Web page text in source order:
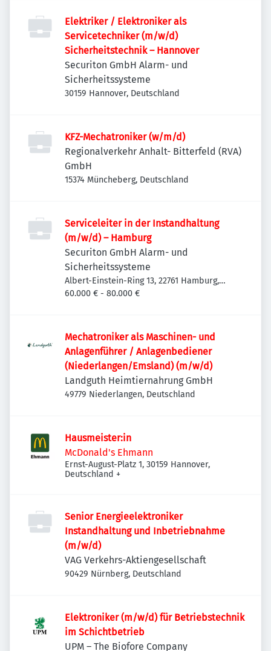
Elektriker / Elektroniker als
Servicetechniker (m/w/d)
Sicherheitstechnik – Hannover
Securiton GmbH Alarm- und
Sicherheitssysteme
30159 Hannover, Deutschland
KFZ-Mechatroniker (w/m/d)
Regionalverkehr Anhalt- Bitterfeld (RVA)
GmbH
15374 Müncheberg, Deutschland
Serviceleiter in der Instandhaltung
(m/w/d) – Hamburg
Securiton GmbH Alarm- und
Sicherheitssysteme
Albert-Einstein-Ring 13, 22761 Hamburg,
Deutschland
60.000 € - 80.000 €
Mechatroniker als Maschinen- und
Anlagenführer / Anlagenbediener
(Niederlangen/Emsland) (m/w/d)
Landguth Heimtiernahrung GmbH
49779 Niederlangen, Deutschland
Hausmeister:in
McDonald's Ehmann
Ernst-August-Platz 1, 30159 Hannover,
Deutschland +
Senior Energieelektroniker
Instandhaltung und Inbetriebnahme
(m/w/d)
VAG Verkehrs-Aktiengesellschaft
90429 Nürnberg, Deutschland
Elektroniker (m/w/d) für Betriebstechnik
im Schichtbetrieb
UPM – The Biofore Company